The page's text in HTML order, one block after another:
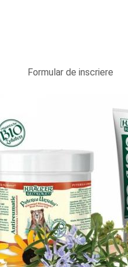
Formular de inscriere